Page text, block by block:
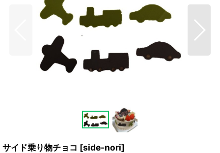
サイド乗り物チョコ [side-nori]